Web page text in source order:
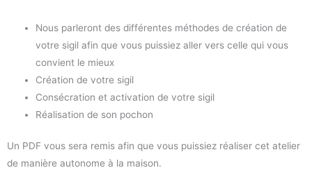
Nous parleront des différentes méthodes de création de
votre sigil afin que vous puissiez aller vers celle qui vous
convient le mieux
Création de votre sigil
Consécration et activation de votre sigil
Réalisation de son pochon
Un PDF vous sera remis afin que vous puissiez réaliser cet atelier
de manière autonome à la maison.